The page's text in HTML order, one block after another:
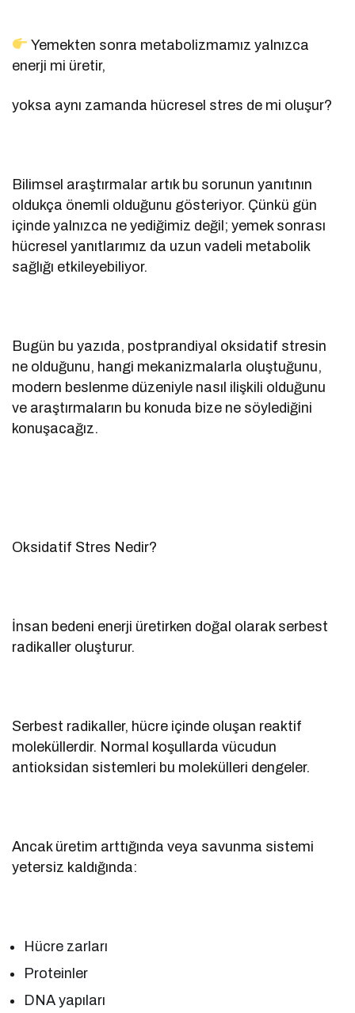
Yemekten sonra metabolizmamız yalnızca
enerji mi üretir,
yoksa aynı zamanda hücresel stres de mi oluşur?
Bilimsel araştırmalar artık bu sorunun yanıtının
oldukça önemli olduğunu gösteriyor. Çünkü gün
içinde yalnızca ne yediğimiz değil; yemek sonrası
hücresel yanıtlarımız da uzun vadeli metabolik
sağlığı etkileyebiliyor.
Bugün bu yazıda, postprandiyal oksidatif stresin
ne olduğunu, hangi mekanizmalarla oluştuğunu,
modern beslenme düzeniyle nasıl ilişkili olduğunu
ve araştırmaların bu konuda bize ne söylediğini
konuşacağız.
Oksidatif Stres Nedir?
İnsan bedeni enerji üretirken doğal olarak serbest
radikaller oluşturur.
Serbest radikaller, hücre içinde oluşan reaktif
moleküllerdir. Normal koşullarda vücudun
antioksidan sistemleri bu molekülleri dengeler.
Ancak üretim arttığında veya savunma sistemi
yetersiz kaldığında:
Hücre zarları
Proteinler
DNA yapıları